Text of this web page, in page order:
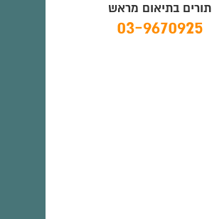
תורים בתיאום מראש
03-9670925